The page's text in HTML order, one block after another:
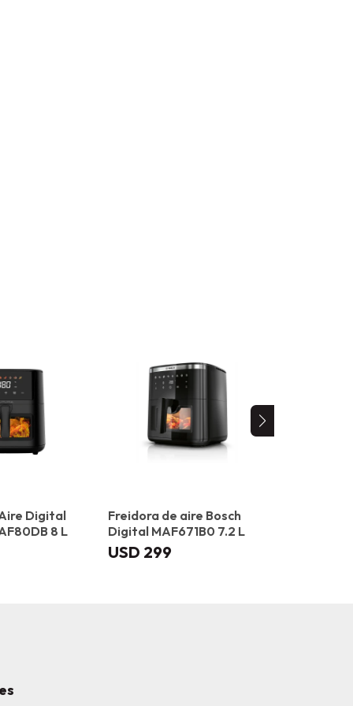
Digital
8 L
Freidora de aire Bosch
Digital MAF671B0 7.2 L
USD 299